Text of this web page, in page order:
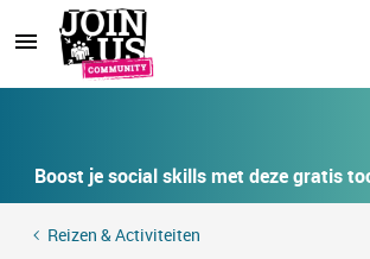
Boost je social skills met deze gratis
Reizen & Activiteiten